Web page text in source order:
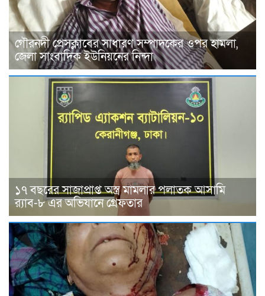
গৌরনদী প্রেসক্লাবের সাধারণ সম্পাদকের ওপর হামলা,
জেলা সাংবাদিক ইউনিয়নের নিন্দা
১৭ বছরের সাজাপ্রাপ্ত অস্ত্র মামলার পলাতক আসামি
র‍্যাব-৮ এর অভিযানে গ্রেফতার